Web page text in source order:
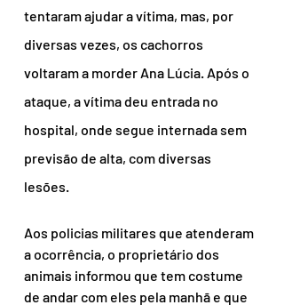
tentaram ajudar a vítima, mas, por
diversas vezes, os cachorros
voltaram a morder Ana Lúcia. Após o
ataque, a vítima deu entrada no
hospital, onde segue internada sem
previsão de alta, com diversas
lesões.
Aos policias militares que atenderam
a ocorrência, o proprietário dos
animais informou que tem costume
de andar com eles pela manhã e que